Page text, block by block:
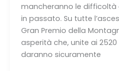
mancheranno le
in passato. Su tutte
Gran Premio della
asperità che, unite ai
daranno sicuramente